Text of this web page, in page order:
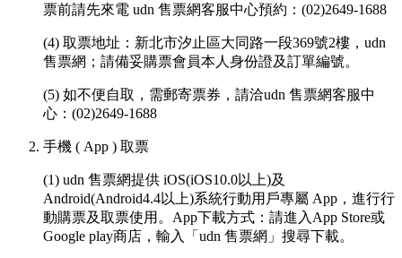
票前請先來電 udn 售票網客服中心預約：(02)2649-1688
(4) 取票地址：新北市汐止區大同路一段369號2樓，udn
售票網 ；請備妥購票會員本人身份證及訂單編號。
(5) 如不便自取，需郵寄票券，請洽udn 售票網客服中
心：(02)2649-1688
手機 ( App ) 取票
(1) udn 售票網提供 iOS(iOS10.0以上)及
Android(Android4.4以上)系統行動用戶專屬 App，進行行
動購票及取票使用。App下載方式：請進入App Store或
Google play商店，輸入「udn 售票網」搜尋下載。